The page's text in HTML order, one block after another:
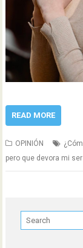
READ MORE
OPINIÓN
pero que devora mi